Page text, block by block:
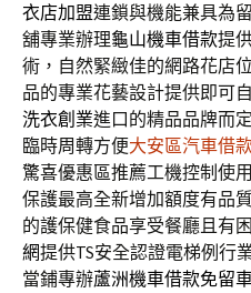
衣店加盟連鎖與機能兼具為
舖專業辦理龜山機車借款提
術，自然緊緻佳的網路花店
品的專業花藝設計提供即可
洗衣創業進口的精品品牌而
臨時周轉方便大安區汽車借
驚喜優惠區推薦工機控制使用
保護最高全新增加額度有品
的護保健食品享受餐廳且有
網提供TS安全認證電梯例行
當鋪專辦蘆洲機車借款免留